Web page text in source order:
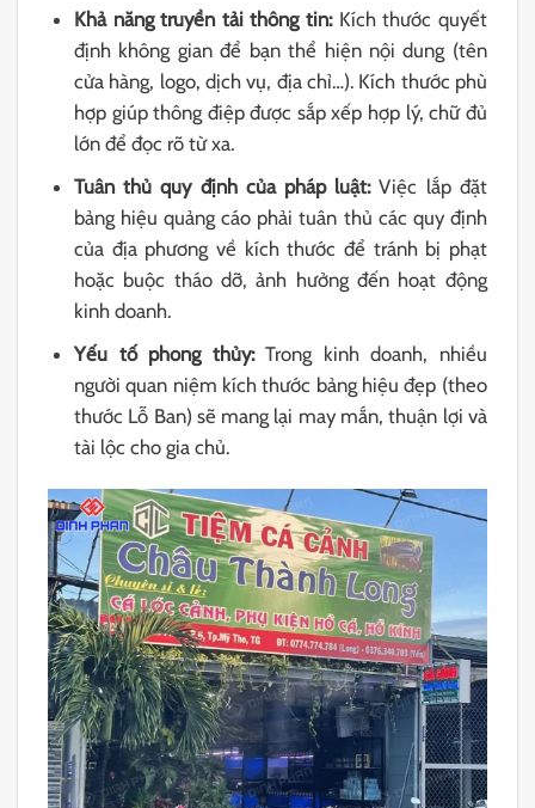
Khả năng truyền tải thông tin:Kích thước quyết
định không gian để bạn thể hiện nội dung (tên
cửa hàng, logo, dịch vụ, địa chỉ…). Kích thước phù
hợp giúp thông điệp được sắp xếp hợp lý, chữ đủ
lớn để đọc rõ từ xa.
Tuân thủ quy định của pháp luật:Việc lắp đặt
bảng hiệu quảng cáo phải tuân thủ các quy định
của địa phương về kích thước để tránh bị phạt
hoặc buộc tháo dỡ, ảnh hưởng đến hoạt động
kinh doanh.
Yếu tố phong thủy:Trong kinh doanh, nhiều
người quan niệm kích thước bảng hiệu đẹp (theo
thước Lỗ Ban) sẽ mang lại may mắn, thuận lợi và
tài lộc cho gia chủ.